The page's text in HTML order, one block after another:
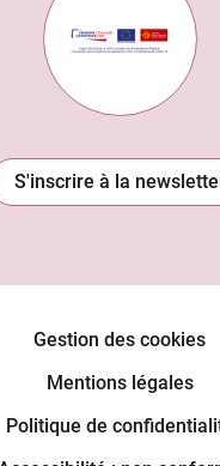
S'inscrire à la
Gestion des cookies
Mentions légales
Politique de